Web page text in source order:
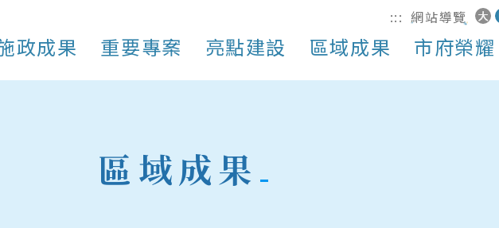
::: 網站導覽
政成果 重要專案 亮點建設 區域成果 市府榮耀
區域成果